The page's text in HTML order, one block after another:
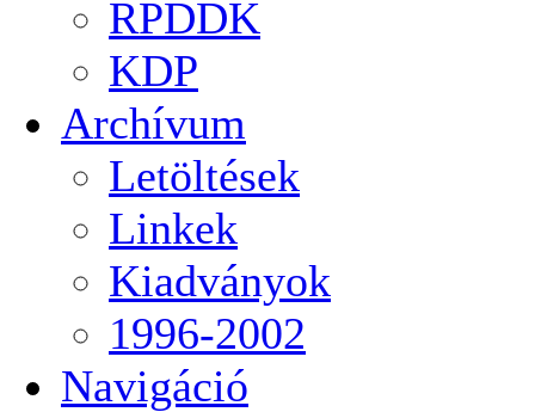
RPDDK
KDP
Archívum
Letöltések
Linkek
Kiadványok
1996-2002
Navigáció